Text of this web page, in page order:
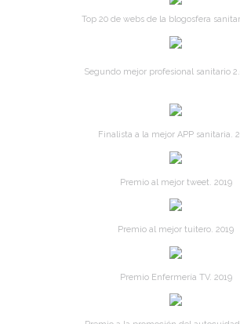
Top 20 de webs de la blogosfera
Segundo mejor profesional sanitario
Finalista a la mejor APP sanitaria.
Premio al mejor tweet. 2019
Premio al mejor tuitero. 2019
Premio Enfermería TV. 2019